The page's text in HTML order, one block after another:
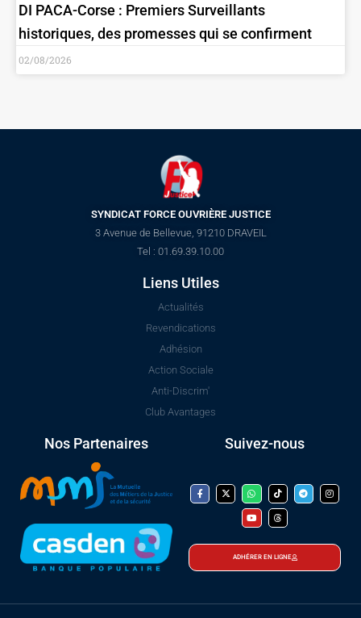
DI PACA-Corse : Premiers Surveillants
historiques, des promesses qui se confirment
02/08/2026
SYNDICAT FORCE OUVRIÈRE JUSTICE
3 Avenue de Bellevue, 91210 DRAVEIL
Tel : 01.69.39.10.00
Liens Utiles
Actualités
Revendications
Adhésion
Action Sociale
Anti-Discrim'
Club Avantages
Nos Partenaires Suivez-nous
ADHÉRER EN LIGNE